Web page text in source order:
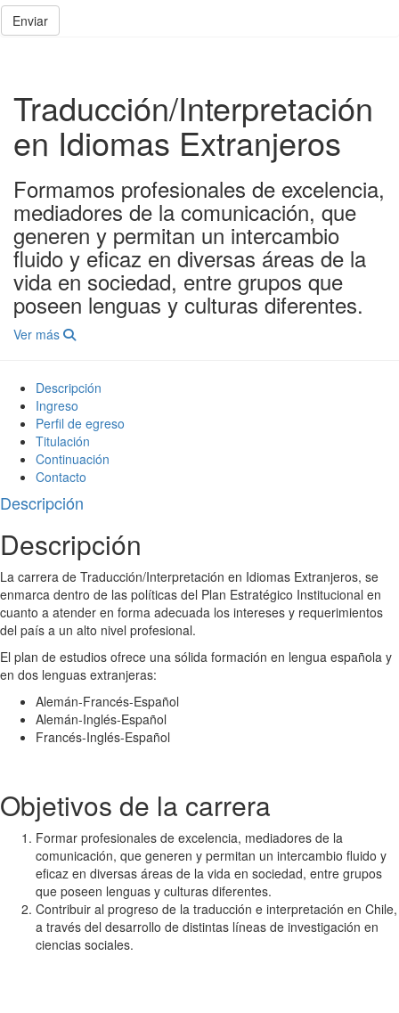
Enviar
Traducción/Interpretación
en Idiomas Extranjeros
Formamos profesionales de excelencia,
mediadores de la comunicación, que
generen y permitan un intercambio
fluido y eficaz en diversas áreas de la
vida en sociedad, entre grupos que
poseen lenguas y culturas diferentes.
Ver más
Descripción
Ingreso
Perfil de egreso
Titulación
Continuación
Contacto
Descripción
Descripción
La carrera de Traducción/Interpretación en Idiomas Extranjeros, se
enmarca dentro de las políticas del Plan Estratégico Institucional en
cuanto a atender en forma adecuada los intereses y requerimientos
del país a un alto nivel profesional.
El plan de estudios ofrece una sólida formación en lengua española y
en dos lenguas extranjeras:
Alemán-Francés-Español
Alemán-Inglés-Español
Francés-Inglés-Español
Objetivos de la carrera
Formar profesionales de excelencia, mediadores de la
comunicación, que generen y permitan un intercambio fluido y
eficaz en diversas áreas de la vida en sociedad, entre grupos
que poseen lenguas y culturas diferentes.
Contribuir al progreso de la traducción e interpretación en Chile,
a través del desarrollo de distintas líneas de investigación en
ciencias sociales.